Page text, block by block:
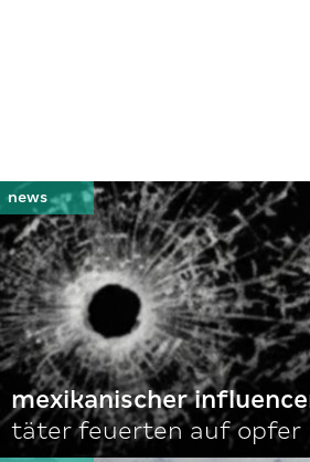
mexikanischer
täter feuerten auf opfer